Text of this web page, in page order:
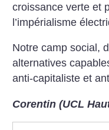
croissance verte et
l’impérialisme
Notre camp social,
alternatives
anti-capitaliste et
Corentin (UCL